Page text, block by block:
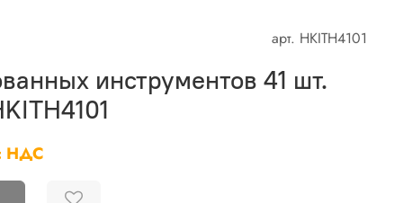
арт. HKITH4101
инструментов 41 шт.
НДС